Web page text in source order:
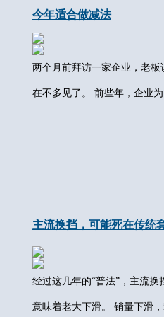
今年适合做减法
两个月前拜访一家企业，老
在不多见了。 前些年，企业
主流换挡，可能死在传统
经过这几年的“普法”，主流
意味着老大下滑。 销量下滑